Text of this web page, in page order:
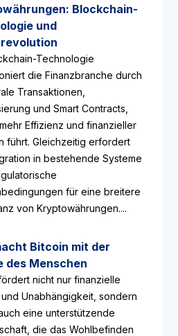
Blockchain-
und
Technologie
die Finanzbranche durch
Transaktionen,
und Smart Contracts,
Effizienz und finanzieller
führt. Gleichzeitig erfordert
in bestehende Systeme
für eine breitere
von Kryptowährungen....
Bitcoin mit der
des Menschen
nicht nur finanzielle
Unabhängigkeit, sondern
eine unterstützende
die das Wohlbefinden